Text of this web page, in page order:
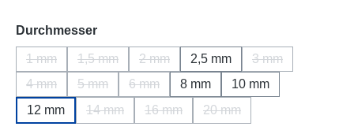
Durchmesserauswählen
1 mm
(Diese Option ist zurzeit nicht verfügbar.)
1,5 mm
(Diese Option ist zurzeit nicht verfügbar.)
2 mm
(Diese Option ist zurzeit nicht
2,5 mm 3 mm
(Diese Option ist
4 mm
(Diese Option ist zurzeit nicht verfügbar.)
5 mm
(Diese Option ist zurzeit nicht verfügbar.)
6 mm
(Diese Option ist zurzeit nicht verfügbar.)
8 mm
10 mm
12 mm
14 mm 16 mm 20 mm